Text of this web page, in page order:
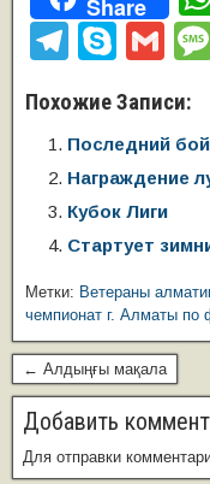
Share
T
e
gr
a
m
S
p
e
G
ail
Похожие Записи:
Последний
Награждение
Кубок Лиги
Стартует
Метки: Ветераны
чемпионат г. Алматы по
← Алдыңғы мақала
Добавить
Для отправки